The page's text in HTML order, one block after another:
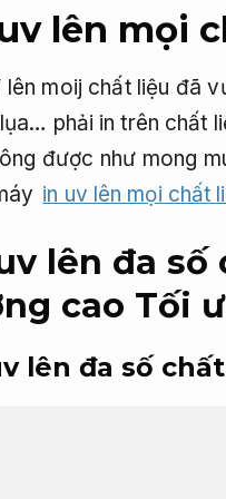
lên mọi
lên moij chất liệu đã
phải in trên chất
được như mong
in uv lên mọi chất
lên đa
cao Tối
lên đa số